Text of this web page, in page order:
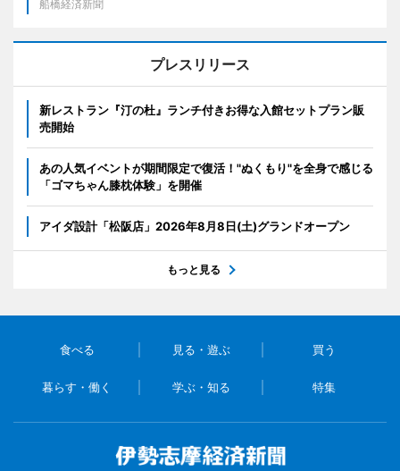
船橋経済新聞
プレスリリース
新レストラン『汀の杜』ランチ付きお得な入館セットプラン販
売開始
あの人気イベントが期間限定で復活！"ぬくもり"を全身で感じる
「ゴマちゃん膝枕体験」を開催
アイダ設計「松阪店」2026年8月8日(土)グランドオープン
もっと見る
食べる 見る・遊ぶ 買う
暮らす・働く 学ぶ・知る 特集